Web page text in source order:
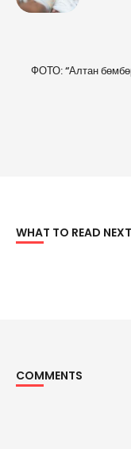
ФОТО: “Алтан
WHAT TO READ
COMMENTS